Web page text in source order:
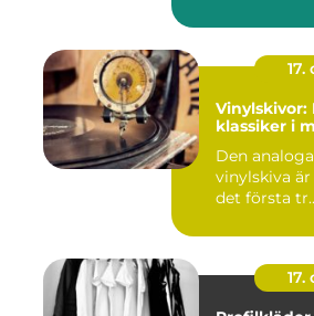
17.
Vinylskivor:
klassiker i
Den
vinylskiva
det första
17.